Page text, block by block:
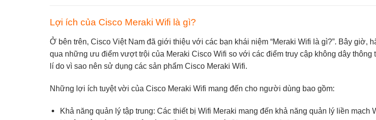
Lợi ích của Cisco Meraki Wifi là gì?
Ở bên trên, Cisco Việt Nam đã giới thiệu với các bạn khái niệm “Meraki Wifi là gì?”. Bây giờ,
qua những ưu điểm vượt trội của Meraki Cisco Wifi so với các điểm truy cập không dây
lí do vì sao nên sử dụng các sản phẩm Cisco Meraki Wifi.
Những lợi ích tuyệt vời của Cisco Meraki Wifi mang đến cho người dùng bao gồm:
Khả năng quản lý tập trung: Các thiết bị Wifi Meraki mang đến khả năng quản lý liền mạch